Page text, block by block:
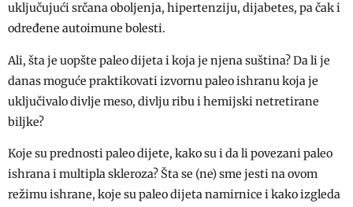
uključujući srčana oboljenja, hipertenziju, dijabetes, pa čak i
određene autoimune bolesti.
Ali, šta je uopšte paleo dijeta i koja je njena suština? Da li je
danas moguće praktikovati izvornu paleo ishranu koja je
uključivalo divlje meso, divlju ribu i hemijski netretirane
biljke?
Koje su prednosti paleo dijete, kako su i da li povezani paleo
ishrana i multipla skleroza? Šta se (ne) sme jesti na ovom
režimu ishrane, koje su paleo dijeta namirnice i kako izgleda